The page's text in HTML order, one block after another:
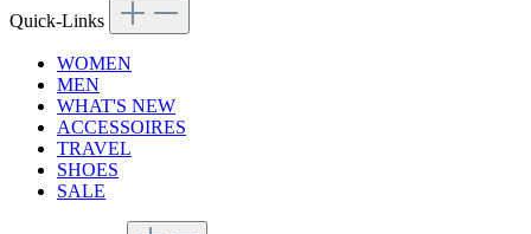
Quick-Links
WOMEN
MEN
WHAT'S NEW
ACCESSOIRES
TRAVEL
SHOES
SALE